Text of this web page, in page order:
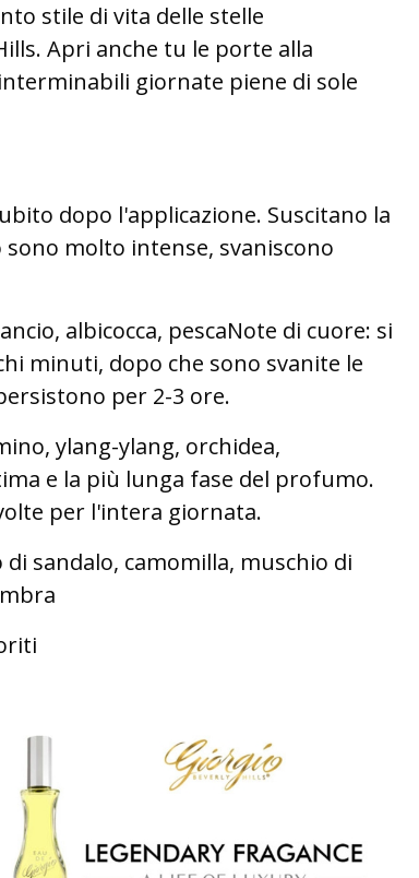
stile di vita delle stelle
Apri anche tu le porte alla
giornate piene di sole
dopo l'applicazione. Suscitano la
molto intense, svaniscono
albicocca, pescaNote di cuore: si
minuti, dopo che sono svanite le
per 2-3 ore.
ylang-ylang, orchidea,
e la più lunga fase del profumo.
per l'intera giornata.
sandalo, camomilla, muschio di